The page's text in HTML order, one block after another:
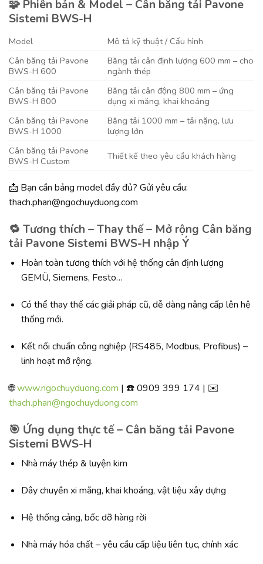
🧩 Phiên bản & Model – Cân băng tải Pavone
Sistemi BWS-H
Model
Mô tả kỹ thuật / Cấu hình
Cân băng tải Pavone
BWS-H 600
Băng tải cân định lượng 600 mm – cho
ngành thép
Cân băng tải Pavone
BWS-H 800
Băng tải cân động 800 mm – ứng
dụng xi măng, khai khoáng
Cân băng tải Pavone
BWS-H 1000
Băng tải 1000 mm – tải nặng, lưu
lượng lớn
Cân băng tải Pavone
BWS-H Custom
Thiết kế theo yêu cầu khách hàng
📩 Bạn cần bảng model đầy đủ? Gửi yêu cầu:
thach.phan@ngochuyduong.com
🔁 Tương thích – Thay thế – Mở rộng Cân băng
tải Pavone Sistemi BWS-H nhập Ý
Hoàn toàn tương thích với hệ thống cân định lượng
GEMÜ, Siemens, Festo…
Có thể thay thế các giải pháp cũ, dễ dàng nâng cấp lên hệ
thống mới.
Kết nối chuẩn công nghiệp (RS485, Modbus, Profibus) –
linh hoạt mở rộng.
🌐www.ngochuyduong.com | ☎️ 0909 399 174 | ✉️
thach.phan@ngochuyduong.com
🎯 Ứng dụng thực tế – Cân băng tải Pavone
Sistemi BWS-H
Nhà máy thép & luyện kim
Dây chuyền xi măng, khai khoáng, vật liệu xây dựng
Hệ thống cảng, bốc dỡ hàng rời
Nhà máy hóa chất – yêu cầu cấp liệu liên tục, chính xác